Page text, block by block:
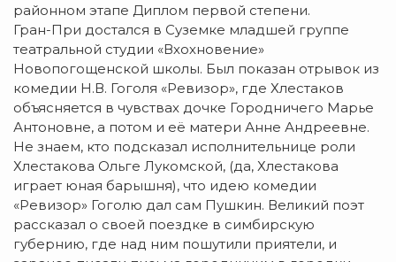
районном этапе Диплом первой степени.
Гран-При достался в Суземке младшей группе
театральной студии «Вхохновение»
Новопогощенской школы. Был показан отрывок из
комедии Н.В. Гоголя «Ревизор», где Хлестаков
объясняется в чувствах дочке Городничего Марье
Антоновне, а потом и её матери Анне Андреевне.
Не знаем, кто подсказал исполнительнице роли
Хлестакова Ольге Лукомской, (да, Хлестакова
играет юная барышня), что идею комедии
«Ревизор» Гоголю дал сам Пушкин. Великий поэт
рассказал о своей поездке в симбирскую
губернию, где над ним пошутили приятели, и